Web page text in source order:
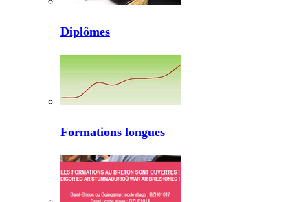
Diplômes
Formations longues